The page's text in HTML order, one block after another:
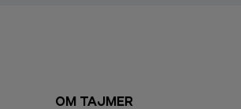
OM TAJMER